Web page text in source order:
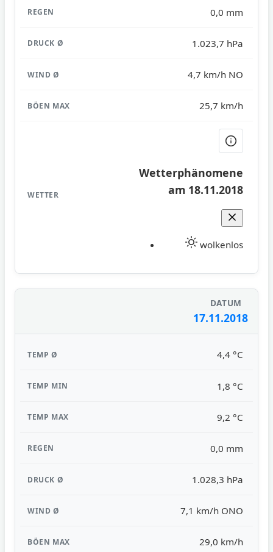
0,0 mm
1.023,7 hPa
4,7 km/h NO
25,7 km/h
Wetterphänomene
am 18.11.2018
wolkenlos
17.11.2018
4,4 °C
1,8 °C
9,2 °C
0,0 mm
1.028,3 hPa
7,1 km/h ONO
29,0 km/h